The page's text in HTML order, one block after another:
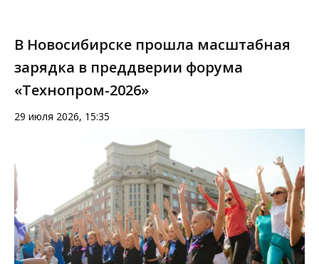
В Новосибирске прошла масштабная
зарядка в преддверии форума
«Технопром-2026»
29 июля 2026, 15:35